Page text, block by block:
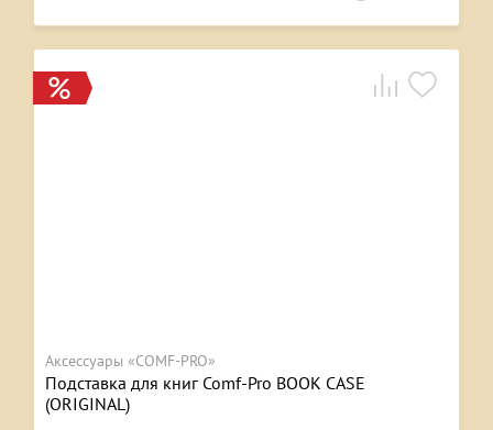
Аксессуары «COMF-PRO»
Подставка для книг Comf-Pro BOOK CASE
(ORIGINAL)